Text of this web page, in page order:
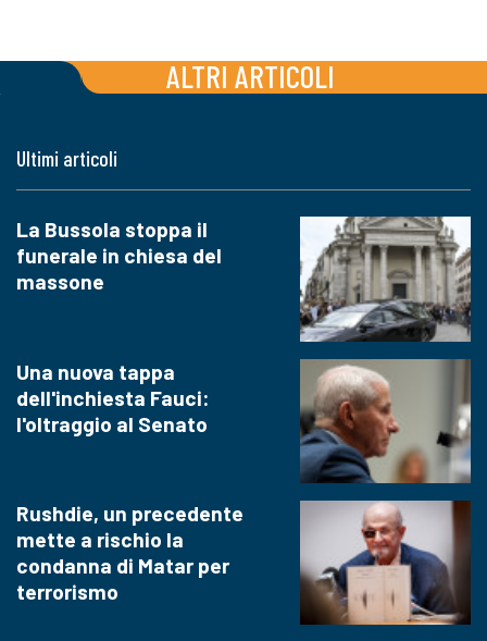
ALTRI ARTICOLI
Ultimi articoli
La Bussola stoppa il
funerale in chiesa del
massone
Una nuova tappa
dell'inchiesta Fauci:
l'oltraggio al Senato
Rushdie, un precedente
mette a rischio la
condanna di Matar per
terrorismo